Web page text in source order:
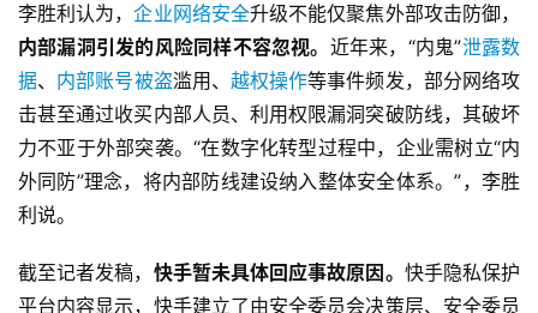
李胜利认为，企业网络安全升级不能仅聚焦外部攻击防御，
内部漏洞引发的风险同样不容忽视。 近年来，“内鬼”泄露数
据、 内部账号被盗滥用、 越权操作等事件频发，部分网络攻
击甚至通过收买内部人员、利用权限漏洞突破防线，其破坏
力不亚于外部突袭。“在数字化转型过程中，企业需树立“内
外同防”理念，将内部防线建设纳入整体安全体系。”，李胜
利说。
截至记者发稿， 快手暂未具体回应事故原因。 快手隐私保护
平台内容显示，快手建立了由安全委员会决策层、安全委员